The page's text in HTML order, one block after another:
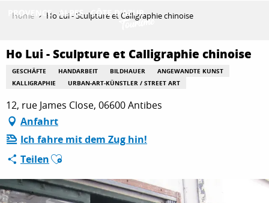
principal
ENTDECKEN
AKTIVITÄTEN
AUFENTHALT
ESPACE PRO
Home Ho Lui - Sculpture et Calligraphie chinoise
Ho Lui - Sculpture et Calligraphie chinoise
GESCHÄFTE HANDARBEIT BILDHAUER
ANGEWANDTE KUNST
KALLIGRAPHIE
URBAN-ART-KÜNSTLER / STREET ART
12, rue James Close, 06600 Antibes
Anfahrt
Ich fahre mit dem Zug hin!
TeilenAjouter aux favoris